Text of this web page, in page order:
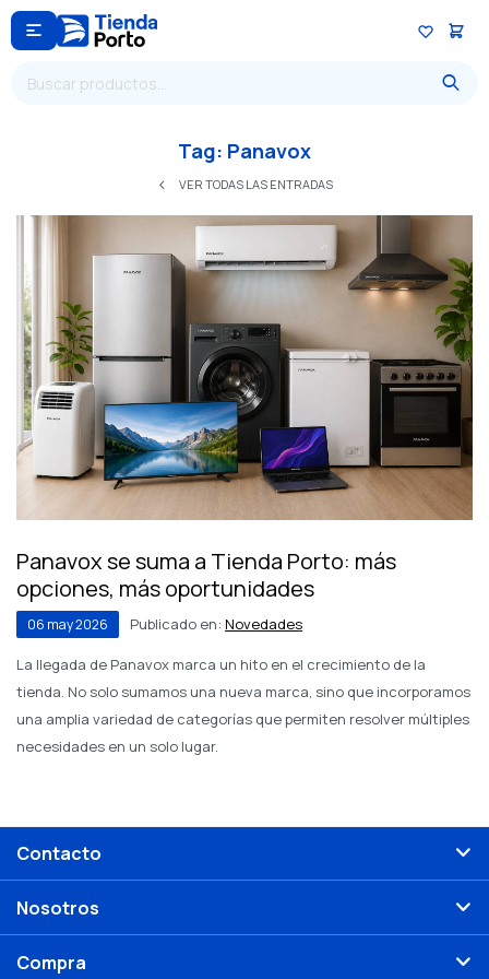

Tag: Panavox
VER TODAS LAS ENTRADAS
Panavox se suma a Tienda Porto: más
opciones, más oportunidades
06 may2026 Publicado en: Novedades
La llegada de Panavox marca un hito en el crecimiento de la
tienda. No solo sumamos una nueva marca, sino que incorporamos
una amplia variedad de categorías que permiten resolver múltiples
necesidades en un solo lugar.
Contacto
Nosotros
Compra